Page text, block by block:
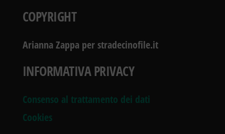
COPYRIGHT
Arianna Zappa per stradecinofile.it
INFORMATIVA PRIVACY
Consenso al trattamento dei dati
Cookies